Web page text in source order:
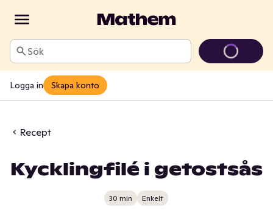
Sök
Logga in Skapa konto
Recept
Kycklingfilé i getostsås
30 min Enkelt